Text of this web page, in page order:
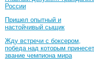
России
Пришел опытный и
настойчивый сыщик
Жду встречи с боксером,
победа над которым принесет
звание чемпиона мира